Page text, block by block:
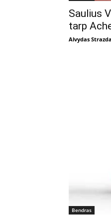
Saulius
tarp
Alvydas
Bendras